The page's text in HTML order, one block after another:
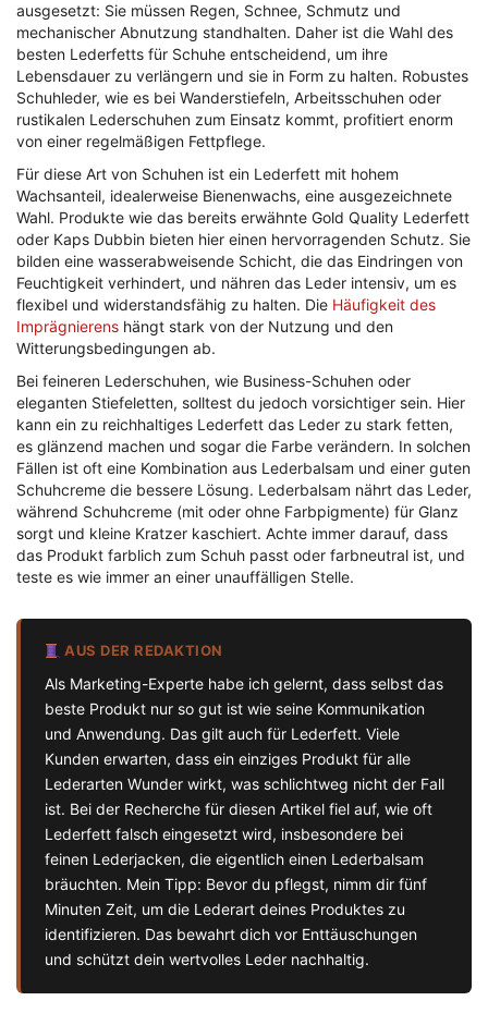
ausgesetzt: Sie müssen Regen, Schnee, Schmutz und
mechanischer Abnutzung standhalten. Daher ist die Wahl des
besten Lederfetts für Schuhe entscheidend, um ihre
Lebensdauer zu verlängern und sie in Form zu halten. Robustes
Schuhleder, wie es bei Wanderstiefeln, Arbeitsschuhen oder
rustikalen Lederschuhen zum Einsatz kommt, profitiert enorm
von einer regelmäßigen Fettpflege.
Für diese Art von Schuhen ist ein Lederfett mit hohem
Wachsanteil, idealerweise Bienenwachs, eine ausgezeichnete
Wahl. Produkte wie das bereits erwähnte Gold Quality Lederfett
oder Kaps Dubbin bieten hier einen hervorragenden Schutz. Sie
bilden eine wasserabweisende Schicht, die das Eindringen von
Feuchtigkeit verhindert, und nähren das Leder intensiv, um es
flexibel und widerstandsfähig zu halten. Die Häufigkeit des
Imprägnierens hängt stark von der Nutzung und den
Witterungsbedingungen ab.
Bei feineren Lederschuhen, wie Business-Schuhen oder
eleganten Stiefeletten, solltest du jedoch vorsichtiger sein. Hier
kann ein zu reichhaltiges Lederfett das Leder zu stark fetten,
es glänzend machen und sogar die Farbe verändern. In solchen
Fällen ist oft eine Kombination aus Lederbalsam und einer guten
Schuhcreme die bessere Lösung. Lederbalsam nährt das Leder,
während Schuhcreme (mit oder ohne Farbpigmente) für Glanz
sorgt und kleine Kratzer kaschiert. Achte immer darauf, dass
das Produkt farblich zum Schuh passt oder farbneutral ist, und
teste es wie immer an einer unauffälligen Stelle.
AUS DER REDAKTION
Als Marketing-Experte habe ich gelernt, dass selbst das
beste Produkt nur so gut ist wie seine Kommunikation
und Anwendung. Das gilt auch für Lederfett. Viele
Kunden erwarten, dass ein einziges Produkt für alle
Lederarten Wunder wirkt, was schlichtweg nicht der Fall
ist. Bei der Recherche für diesen Artikel fiel auf, wie oft
Lederfett falsch eingesetzt wird, insbesondere bei
feinen Lederjacken, die eigentlich einen Lederbalsam
bräuchten. Mein Tipp: Bevor du pflegst, nimm dir fünf
Minuten Zeit, um die Lederart deines Produktes zu
identifizieren. Das bewahrt dich vor Enttäuschungen
und schützt dein wertvolles Leder nachhaltig.